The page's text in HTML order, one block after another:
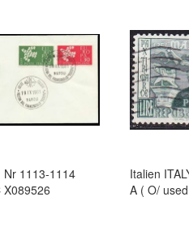
Nr 1113-1114
X089526
Italien
A ( O/